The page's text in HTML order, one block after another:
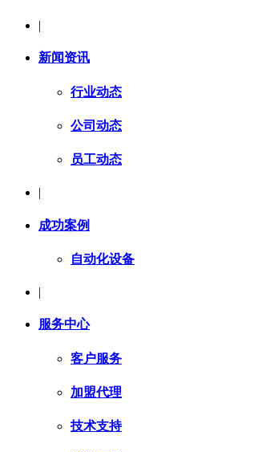
|
新闻资讯
行业动态
公司动态
员工动态
|
成功案例
自动化设备
|
服务中心
客户服务
加盟代理
技术支持